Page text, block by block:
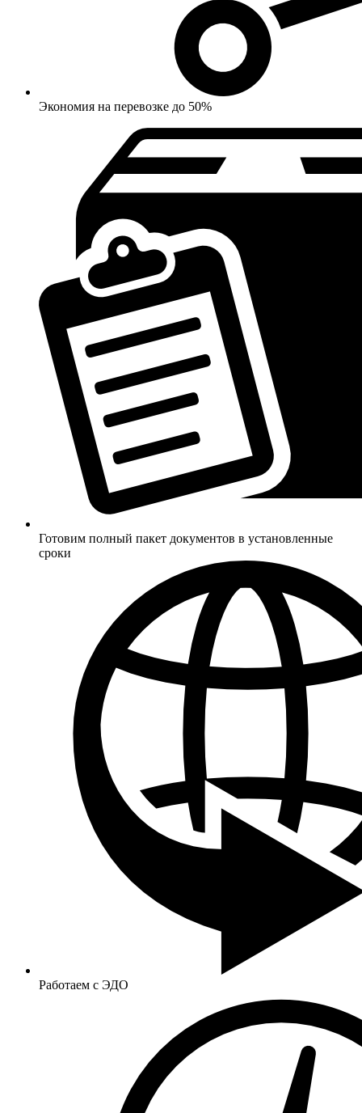
Экономия на перевозке до 50%
Готовим полный пакет документов в установленные
сроки
Работаем с ЭДО